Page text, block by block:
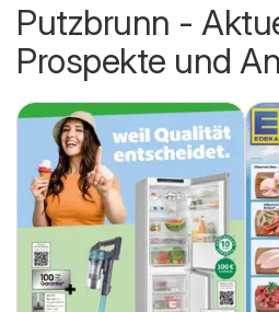
Putzbrunn -
Prospekte und